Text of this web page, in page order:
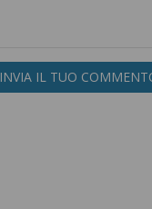
INVIA IL TUO